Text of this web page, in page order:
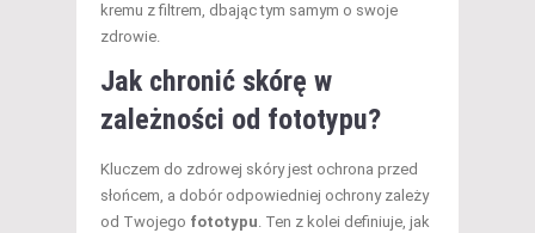
kremu z filtrem, dbając tym samym o swoje
zdrowie.
Jak chronić skórę w
zależności od fototypu?
Kluczem do zdrowej skóry jest ochrona przed
słońcem, a dobór odpowiedniej ochrony zależy
od Twojego fototypu. Ten z kolei definiuje, jak